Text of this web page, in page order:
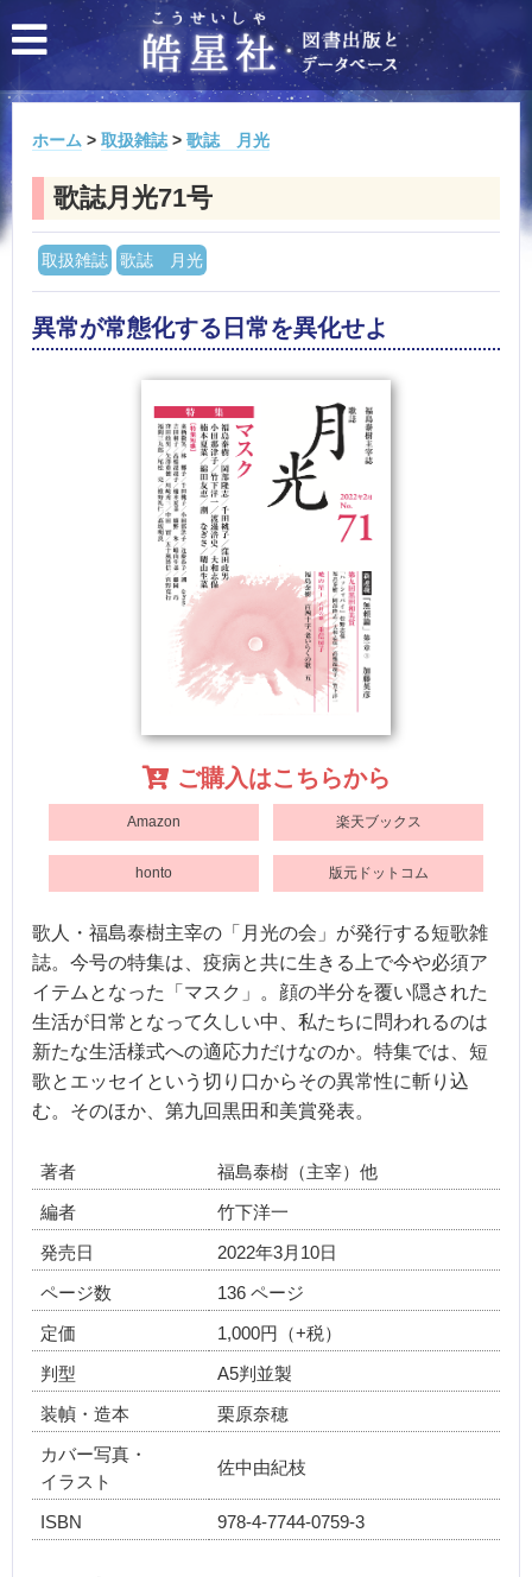
ホーム > 取扱雑誌 > 歌誌 月光
歌誌月光71号
取扱雑誌 歌誌 月光
異常が常態化する日常を異化せよ
ご購入はこちらから
Amazon 楽天ブックス
honto 版元ドットコム
歌人・福島泰樹主宰の「月光の会」が発行する短歌雑
誌。今号の特集は、疫病と共に生きる上で今や必須ア
イテムとなった「マスク」。顔の半分を覆い隠された
生活が日常となって久しい中、私たちに問われるのは
新たな生活様式への適応力だけなのか。特集では、短
歌とエッセイという切り口からその異常性に斬り込
む。そのほか、第九回黒田和美賞発表。
著者 福島泰樹（主宰）他
編者 竹下洋一
発売日 2022年3月10日
ページ数 136 ページ
定価 1,000円（+税）
判型 A5判並製
装幀・造本 栗原奈穂
カバー写真・
イラスト
佐中由紀枝
ISBN 978-4-7744-0759-3